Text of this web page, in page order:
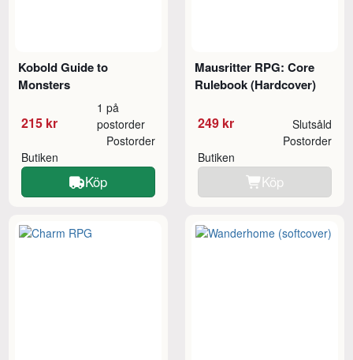
Kobold Guide to
Monsters
215 kr
1 på
postorder
Butiken
Postorder
Köp
Mausritter RPG: Core
Rulebook (Hardcover)
249 kr Slutsåld
Butiken
Postorder
Köp